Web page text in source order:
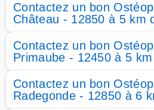
Contactez un bon
Château - 12850 à 5 km
Contactez un bon
Primaube - 12450 à 5
Contactez un bon
Radegonde - 12850 à 6